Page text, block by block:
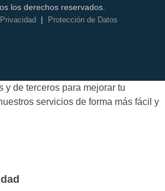
los derechos reservados.
| Protección de Datos
y de terceros para mejorar tu
servicios de forma más fácil y